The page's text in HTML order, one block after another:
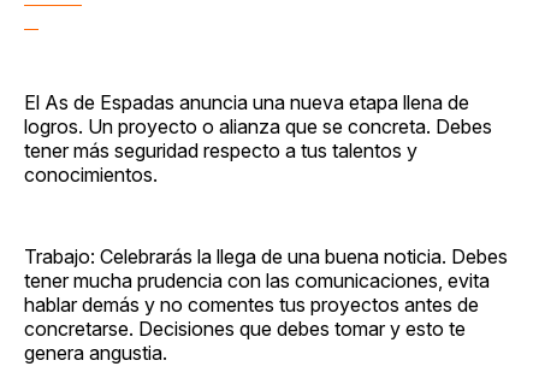
El As de Espadas anuncia una nueva etapa llena de
logros. Un proyecto o alianza que se concreta. Debes
tener más seguridad respecto a tus talentos y
conocimientos.
Trabajo: Celebrarás la llega de una buena noticia. Debes
tener mucha prudencia con las comunicaciones, evita
hablar demás y no comentes tus proyectos antes de
concretarse. Decisiones que debes tomar y esto te
genera angustia.